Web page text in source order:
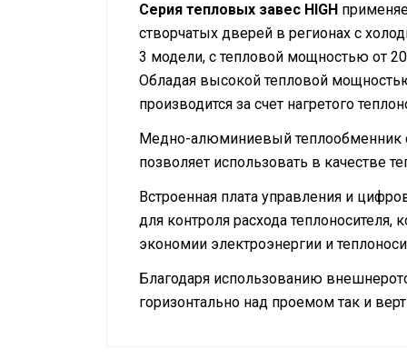
Серия тепловых завес HIGH
створчатых дверей в регионах с
3 модели, с тепловой мощностью от
Обладая высокой тепловой
производится за счет нагретого
Медно-алюминиевый теплообменник
позволяет использовать в качестве
Встроенная плата управления и
для контроля расхода
экономии электроэнергии и
Благодаря использованию
горизонтально над проемом так и